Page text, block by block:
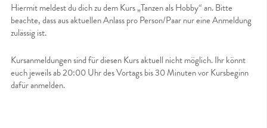
Hiermit meldest du dich zu dem Kurs „Tanzen als Hobby“ an. Bitte
beachte, dass aus aktuellen Anlass pro Person/Paar nur eine Anmeldung
zulässig ist.
Kursanmeldungen sind für diesen Kurs aktuell nicht möglich. Ihr könnt
euch jeweils ab 20:00 Uhr des Vortags bis 30 Minuten vor Kursbeginn
dafür anmelden.